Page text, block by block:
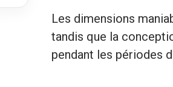
Les dimensions
tandis que la
pendant les périodes